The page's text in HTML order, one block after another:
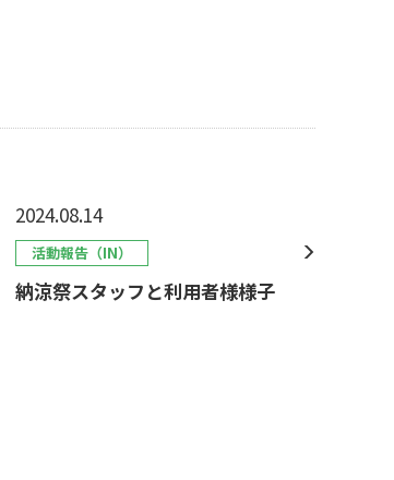
2024.08.14
活動報告（IN）
納涼祭スタッフと利用者様様子